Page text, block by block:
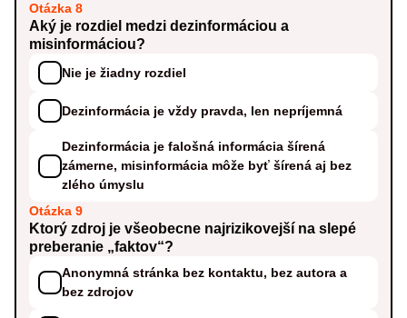
Otázka 8
Aký je rozdiel medzi dezinformáciou a
misinformáciou?
Nie je žiadny rozdiel
Dezinformácia je vždy pravda, len nepríjemná
Dezinformácia je falošná informácia šírená
zámerne, misinformácia môže byť šírená aj bez
zlého úmyslu
Otázka 9
Ktorý zdroj je všeobecne najrizikovejší na slepé
preberanie „faktov“?
Anonymná stránka bez kontaktu, bez autora a
bez zdrojov